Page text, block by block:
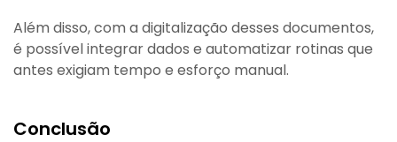
Além disso, com a digitalização desses documentos,
é possível integrar dados e automatizar rotinas que
antes exigiam tempo e esforço manual.
Conclusão